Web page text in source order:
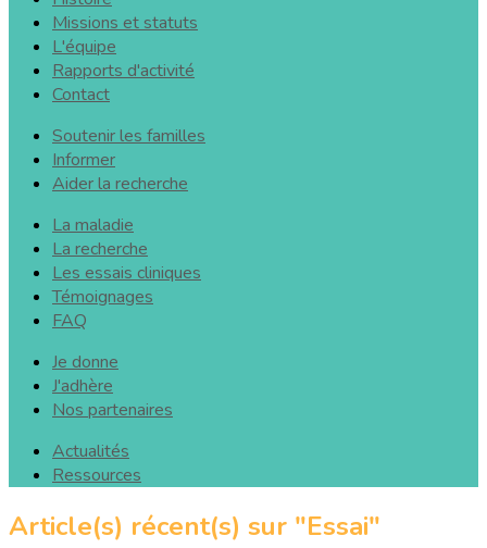
Missions et statuts
L'équipe
Rapports d'activité
Contact
Soutenir les familles
Informer
Aider la recherche
La maladie
La recherche
Les essais cliniques
Témoignages
FAQ
Je donne
J'adhère
Nos partenaires
Actualités
Ressources
Article(s) récent(s) sur "Essai"